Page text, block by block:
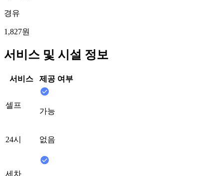
경유
1,827원
서비스 및 시설 정보
서비스 제공 여부
셀프
가능
24시 없음
세차